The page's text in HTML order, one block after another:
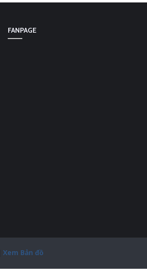
FANPAGE
Xem Bản đồ